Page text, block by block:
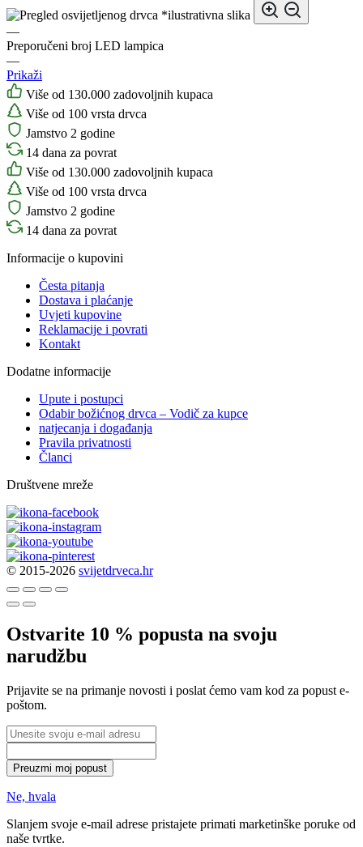
*ilustrativna slika
—
Preporučeni broj LED lampica
—
Prikaži
Više od 130.000 zadovoljnih kupaca
Više od 100 vrsta drvca
Jamstvo 2 godine
14 dana za povrat
Više od 130.000 zadovoljnih kupaca
Više od 100 vrsta drvca
Jamstvo 2 godine
14 dana za povrat
Informacije o kupovini
Česta pitanja
Dostava i plaćanje
Uvjeti kupovine
Reklamacije i povrati
Kontakt
Dodatne informacije
Upute i postupci
Odabir božićnog drvca – Vodič za kupce
natjecanja i događanja
Pravila privatnosti
Članci
Društvene mreže
© 2015-2026 svijetdrveca.hr
Ostvarite 10 % popusta na svoju
narudžbu
Prijavite se na primanje novosti i poslat ćemo vam kod za popust e-
poštom.
Preuzmi moj popust
Ne, hvala
Slanjem svoje e-mail adrese pristajete primati marketinške poruke od
naše tvrtke.